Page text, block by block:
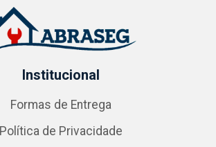
Institucional
Formas de Entrega
Política de Privacidade